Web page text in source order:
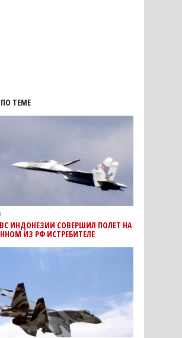
ТЕМЕ
ИНДОНЕЗИИ СОВЕРШИЛ ПОЛЕТ НА
ИЗ РФ ИСТРЕБИТЕЛЕ